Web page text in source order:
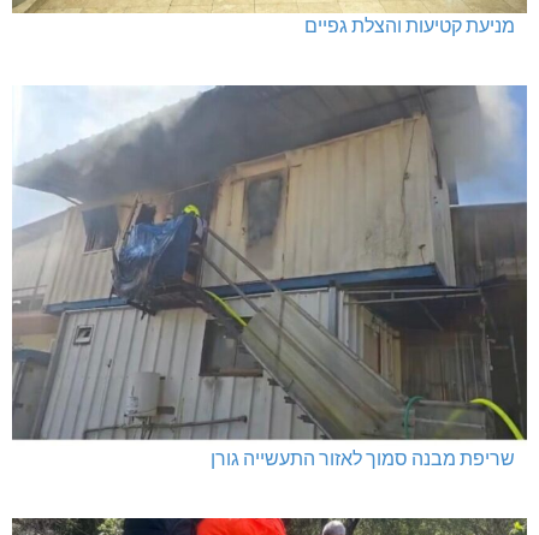
מניעת קטיעות והצלת גפיים
שריפת מבנה סמוך לאזור התעשייה גורן